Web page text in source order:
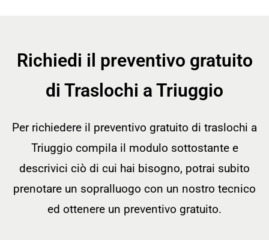
Richiedi il preventivo gratuito
di Traslochi a Triuggio
Per richiedere il preventivo gratuito di traslochi a
Triuggio compila il modulo sottostante e
descrivici ciò di cui hai bisogno, potrai subito
prenotare un sopralluogo con un nostro tecnico
ed ottenere un preventivo gratuito.